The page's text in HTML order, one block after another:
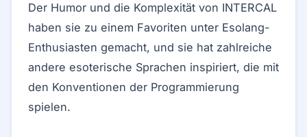
Der Humor und die Komplexität von INTERCAL
haben sie zu einem Favoriten unter Esolang-
Enthusiasten gemacht, und sie hat zahlreiche
andere esoterische Sprachen inspiriert, die mit
den Konventionen der Programmierung
spielen.